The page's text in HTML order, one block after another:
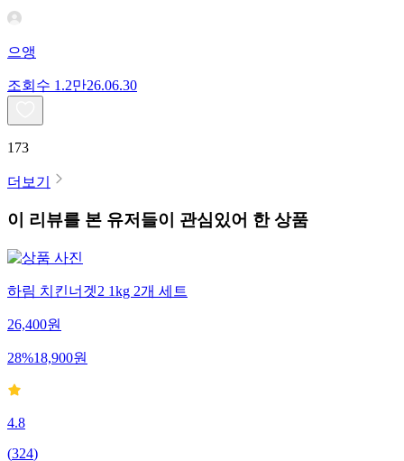
으앵
조회수 1.2만26.06.30
173
더보기
이 리뷰를 본 유저들이 관심있어 한 상품
하림 치킨너겟2 1kg 2개 세트
26,400원
28%18,900원
4.8
(324)